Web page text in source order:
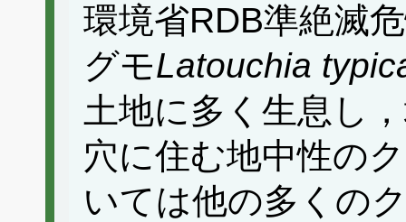
環境省RDB準絶滅
グモLatouchia
土地に多く生息し
穴に住む地中性の
いては他の多くの